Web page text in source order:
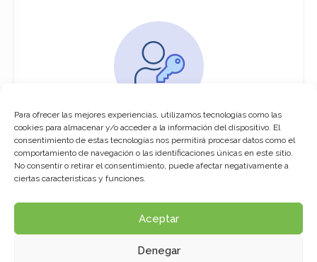
Para ofrecer las mejores experiencias, utilizamos tecnologías como las
cookies para almacenar y/o acceder a la información del dispositivo. El
consentimiento de estas tecnologías nos permitirá procesar datos como el
comportamiento de navegación o las identificaciones únicas en este sitio.
No consentir o retirar el consentimiento, puede afectar negativamente a
ciertas características y funciones.
Aceptar
Denegar
You must be logged in to access this
course
This course is only available for registered
Click here to login